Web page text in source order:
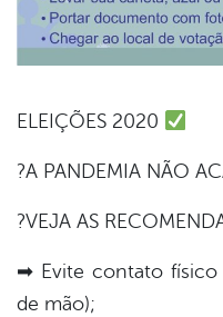
ELEIÇÕES 2020
?A PANDEMIA NÃO
?VEJA AS
➡ Evite contato físico
de mão);